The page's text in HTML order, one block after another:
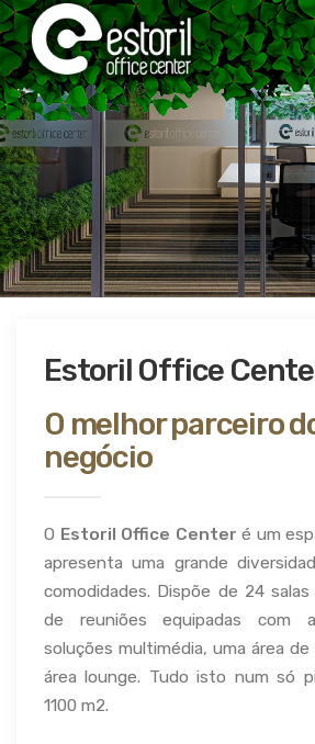
Estoril Office
O melhor parceiro
negócio
O Estoril Office Center é um
apresenta uma grande
comodidades. Dispõe de 24
de reuniões equipadas com
soluções multimédia, uma área
área lounge. Tudo isto num só
1100 m2.